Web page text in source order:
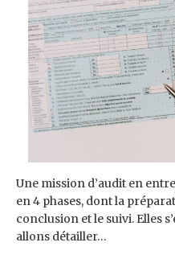
Une mission d’audit en
en 4 phases, dont la
conclusion et le suivi. Elles
allons détailler…